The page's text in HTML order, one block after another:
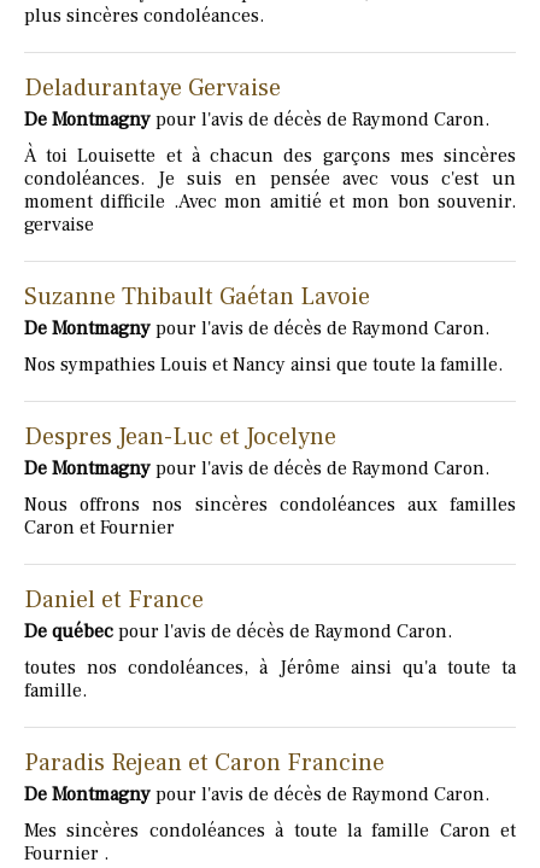
plus sincères condoléances.
Deladurantaye Gervaise
De Montmagny pour l'avis de décès de Raymond Caron.
À toi Louisette et à chacun des garçons mes sincères
condoléances. Je suis en pensée avec vous c'est un
moment difficile .Avec mon amitié et mon bon souvenir.
gervaise
Suzanne Thibault Gaétan Lavoie
De Montmagny pour l'avis de décès de Raymond Caron.
Nos sympathies Louis et Nancy ainsi que toute la famille.
Despres Jean-Luc et Jocelyne
De Montmagny pour l'avis de décès de Raymond Caron.
Nous offrons nos sincères condoléances aux familles
Caron et Fournier
Daniel et France
De québec pour l'avis de décès de Raymond Caron.
toutes nos condoléances, à Jérôme ainsi qu'a toute ta
famille.
Paradis Rejean et Caron Francine
De Montmagny pour l'avis de décès de Raymond Caron.
Mes sincères condoléances à toute la famille Caron et
Fournier .